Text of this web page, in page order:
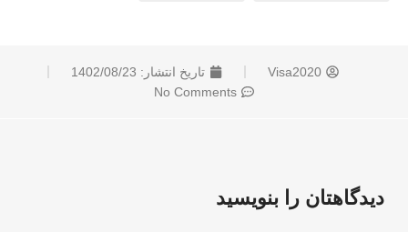
Visa2020 تاریخ انتشار: 1402/08/23
No Comments
دیدگاهتان را بنویسید